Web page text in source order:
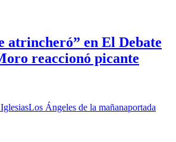
atrincheró” en El Debate
reaccionó picante
Los Ángeles de la mañanaportada